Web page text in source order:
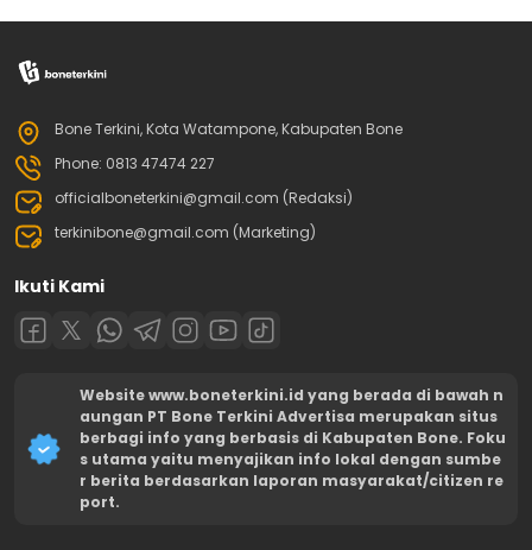
Bone Terkini, Kota Watampone, Kabupaten Bone
Phone: 0813 47474 227
officialboneterkini@gmail.com (Redaksi)
terkinibone@gmail.com (Marketing)
Ikuti Kami
Website www.boneterkini.id yang berada di bawah n
aungan PT Bone Terkini Advertisa merupakan situs
berbagi info yang berbasis di Kabupaten Bone. Foku
s utama yaitu menyajikan info lokal dengan sumbe
r berita berdasarkan laporan masyarakat/citizen re
port.